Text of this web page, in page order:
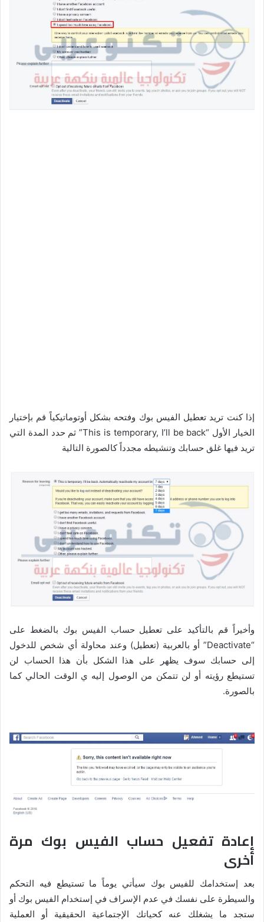
إذا كنت تريد تعطيل الفيس بوك وفتحه بشكل أوتوماتيكياً قم بإختيار
الخيار الأول “This is temporary, I’ll be back” ثم حدد المدة التي
تريد فيها غلق حسابك وتنشيطه مجدداً كالصورة التالية
وأخيراً قم بالتأكيد على تعطيل حساب الفيس بوك بالضغط على
“Deactivate” أو بالعربية (تعطيل) وعند محاولة أي شخص للدخول
إلى حسابك سوف يظهر على هذا الشكل بأن هذا الحساب لن
تستيطع رؤيته أو لن تتمكن من الوصول إليه ي الوقت الحالي كما
بالصورة.
إعادة تفعيل حساب الفيس بوك مرة
أخرى
بعد إستخدامك للفيس بوك سيأتي يوماً ما تستيطع فيه التحكم
والسيطرة على نفسك في عدم الإسراف في إستخدام الفيس بوك أو
ستجد ما يشغلك عنه كحياتك الإجتماعية الحقيقية أو العملية